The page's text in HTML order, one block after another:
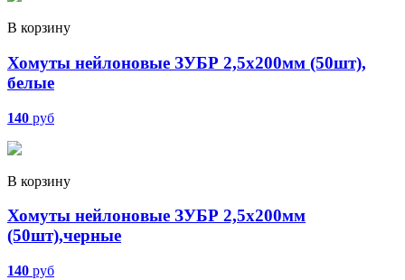
В корзину
Хомуты нейлоновые ЗУБР 2,5х200мм (50шт),
белые
140 руб
В корзину
Хомуты нейлоновые ЗУБР 2,5х200мм
(50шт),черные
140 руб